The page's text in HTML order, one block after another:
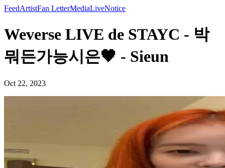
FeedArtistFan LetterMediaLiveNotice
Weverse LIVE de STAYC - 박
뭐든가능시은🖤 - Sieun
Oct 22, 2023